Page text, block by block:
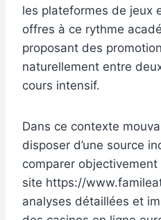
les plateformes de jeux
offres à ce rythme
proposant des
naturellement entre
cours intensif.
Dans ce contexte
disposer d’une source
comparer
site https://
analyses détaillées et